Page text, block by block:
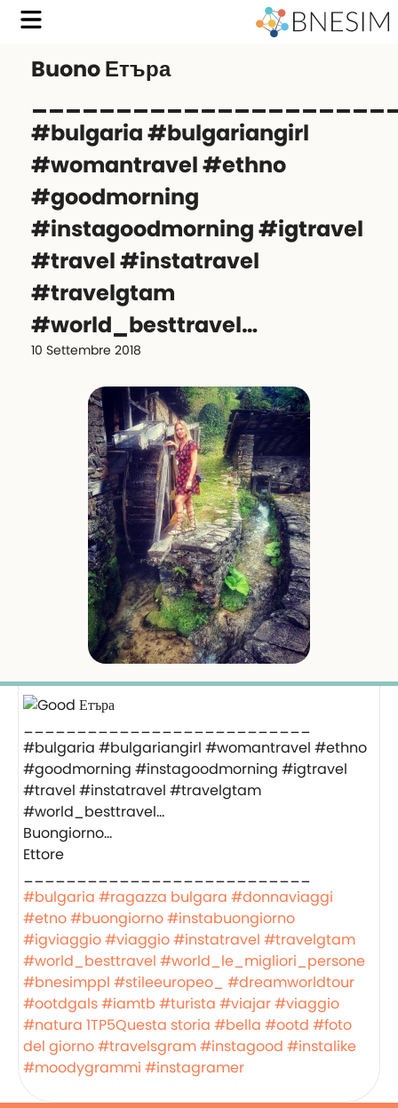
Buono Етъра
#bulgaria #bulgariangirl
#womantravel #ethno
#goodmorning
#instagoodmorning #igtravel
#travel #instatravel
#travelgtam
#world_besttravel…
10 Settembre 2018
Buongiorno…
Ettore
___________________________
#bulgaria #ragazza bulgara #donnaviaggi
#etno#buongiorno#instabuongiorno
#igviaggio#viaggio#instatravel #travelgtam
#world_besttravel #world_le_migliori_persone
#bnesimppl #stileeuropeo_ #dreamworldtour
#ootdgals#iamtb #turista #viajar#viaggio
#natura 1TP5Questa storia #bella #ootd #foto
del giorno#travelsgram#instagood #instalike
#moodygrammi #instagramer